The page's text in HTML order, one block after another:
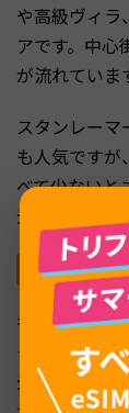
や高級ヴィラ
アです。中
が流れていま
スタンレー
も人気です
べて少ないと
光する際の安
高層ホテ
香港島・九龍
モールの周辺
光客が安心し